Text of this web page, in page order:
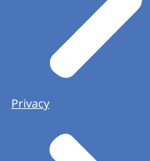
Privacy